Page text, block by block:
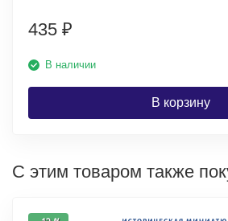
435 ₽
В наличии
В корзину
С этим товаром также